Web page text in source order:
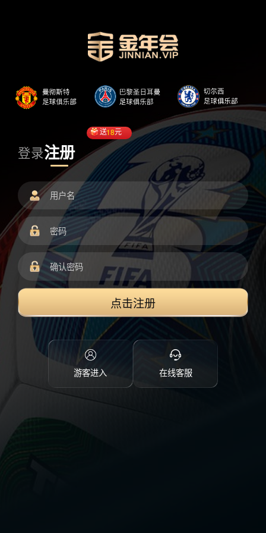
登录注册
送18元
点击注册
游客进入 在线客服